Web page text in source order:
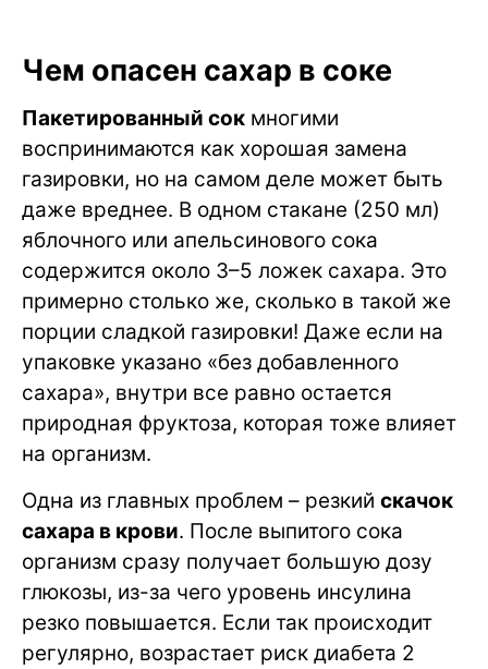
Чем опасен сахар в соке
Пакетированный сок многими
воспринимаются как хорошая замена
газировки, но на самом деле может быть
даже вреднее. В одном стакане (250 мл)
яблочного или апельсинового сока
содержится около 3–5 ложек сахара. Это
примерно столько же, сколько в такой же
порции сладкой газировки! Даже если на
упаковке указано «без добавленного
сахара», внутри все равно остается
природная фруктоза, которая тоже влияет
на организм.
Одна из главных проблем – резкий скачок
сахара в крови. После выпитого сока
организм сразу получает большую дозу
глюкозы, из-за чего уровень инсулина
резко повышается. Если так происходит
регулярно, возрастает риск диабета 2